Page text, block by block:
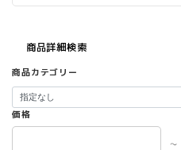
商品詳細検索
商品カテゴリー
価格
～